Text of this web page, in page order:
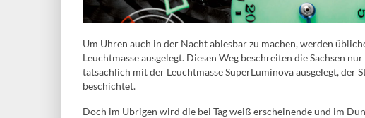
Um Uhren auch in der Nacht ablesbar zu machen, werden
Leuchtmasse ausgelegt. Diesen Weg beschreiten die Sachsen
tatsächlich mit der Leuchtmasse SuperLuminova ausgelegt, der
beschichtet.
Doch im Übrigen wird die bei Tag weiß erscheinende und im